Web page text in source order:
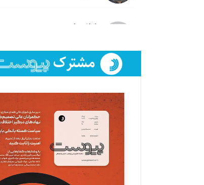
لیلا حنارود
فائزه فتحی رستمی
تحریریه
سروش کرمیان
تحریریه
مینا پاکدل